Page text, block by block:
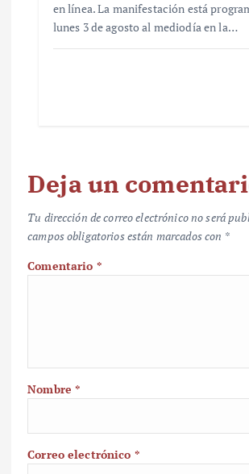
en línea. La manifestación está
lunes 3 de agosto al mediodía en la…
Deja un
Tu dirección de correo electrónico no será
campos obligatorios están marcados con *
Comentario *
Nombre*
Correo electrónico *